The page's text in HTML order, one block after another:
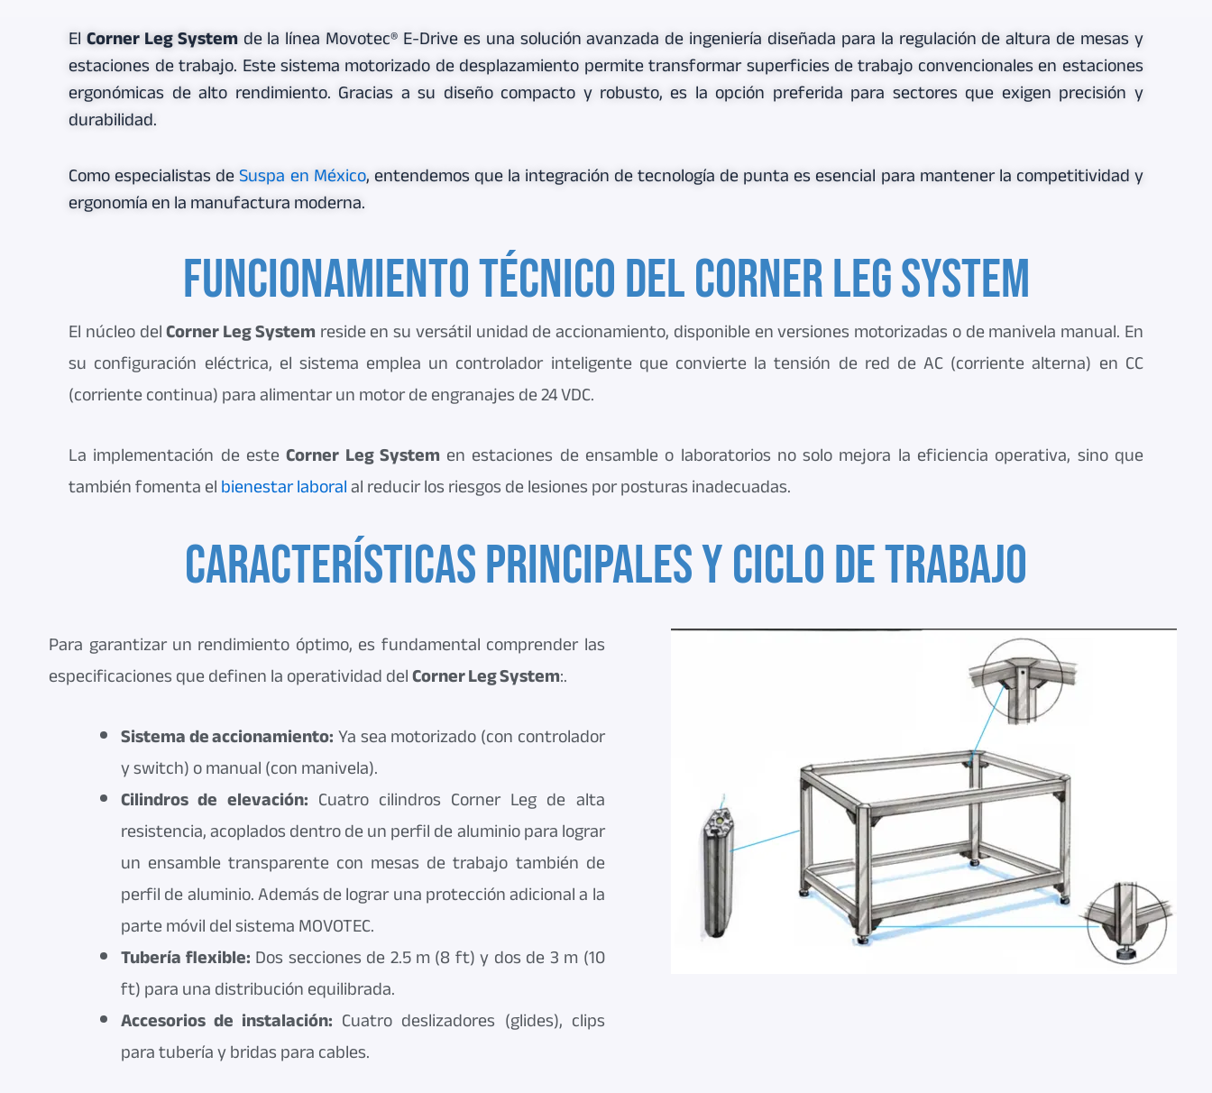
ElCorner Leg Systemde la línea Movotec® E-Drive es una solución avanzada de ingeniería diseñada para la regulación de altura de mesas y
estaciones de trabajo. Este sistema motorizado de desplazamiento permite transformar superficies de trabajo convencionales en estaciones
ergonómicas de alto rendimiento. Gracias a su diseño compacto y robusto, es la opción preferida para sectores que exigen precisión y
durabilidad.
Como especialistas deSuspa en México, entendemos que la integración de tecnología de punta es esencial para mantener la competitividad y
ergonomía en la manufactura moderna.
Funcionamiento técnico del Corner Leg System
El núcleo delCorner Leg Systemreside en su versátil unidad de accionamiento, disponible en versiones motorizadas o de manivela manual. En
su configuración eléctrica, el sistema emplea un controlador inteligente que convierte la tensión de red de AC (corriente alterna) en CC
(corriente continua) para alimentar un motor de engranajes de 24 VDC.
La implementación de esteCorner Leg System en estaciones de ensamble o laboratorios no solo mejora la eficiencia operativa, sino que
también fomenta elbienestar laboralal reducir los riesgos de lesiones por posturas inadecuadas.
Características principales y ciclo de trabajo
Para garantizar un rendimiento óptimo, es fundamental comprender las
especificaciones que definen la operatividad delCorner Leg System:.
Sistema de accionamiento:Ya sea motorizado (con controlador
y switch) o manual (con manivela).
Cilindros de elevación: Cuatro cilindros Corner Leg de alta
resistencia, acoplados dentro de un perfil de aluminio para lograr
un ensamble transparente con mesas de trabajo también de
perfil de aluminio. Además de lograr una protección adicional a la
parte móvil del sistema MOVOTEC.
Tubería flexible:Dos secciones de 2.5 m (8 ft) y dos de 3 m (10
ft) para una distribución equilibrada.
Accesorios de instalación: Cuatro deslizadores (glides), clips
para tubería y bridas para cables.